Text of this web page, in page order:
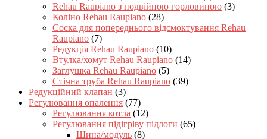
Rehau Raupiano з подвійною горловиною (3)
Коліно Rehau Raupiano (28)
Соска для попереднього відсмоктування Rehau
Raupiano (7)
Редукція Rehau Raupiano (10)
Втулка/хомут Rehau Raupiano (14)
Заглушка Rehau Raupiano (5)
Стічна труба Rehau Raupiano (39)
Редукційний клапан (3)
Регулювання опалення (77)
Регулювання котла (12)
Регулювання підігріву підлоги (65)
Шина/модуль (8)